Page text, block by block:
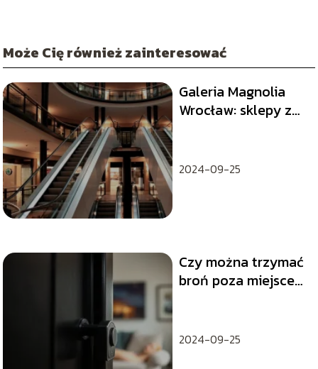
Może Cię również zainteresować
Galeria Magnolia
Wrocław: sklepy z
2024-09-25
Czy można trzymać
broń poza miejscem
2024-09-25